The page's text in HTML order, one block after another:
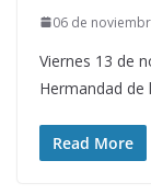
06 de
Viernes 13 de
Hermandad de
Read More